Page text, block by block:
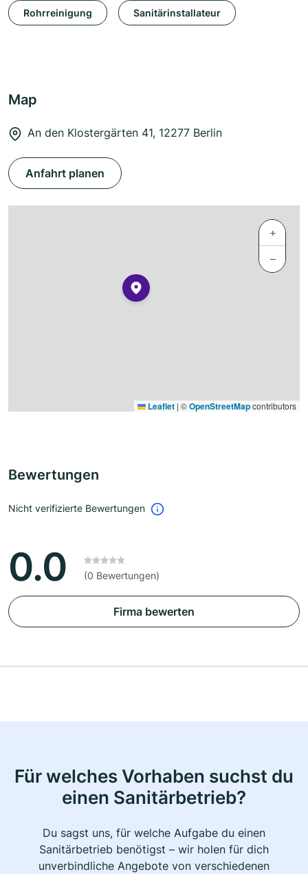
Rohrreinigung Sanitärinstallateur
Map
An den Klostergärten 41, 12277 Berlin
Anfahrt planen
+
−
Leaflet | ©OpenStreetMapcontributors
Bewertungen
Nicht verifizierte Bewertungen
0.0 (0 Bewertungen)
Firma bewerten
Für welches Vorhaben suchst du
einen Sanitärbetrieb?
Du sagst uns, für welche Aufgabe du einen
Sanitärbetrieb benötigst – wir holen für dich
unverbindliche Angebote von verschiedenen